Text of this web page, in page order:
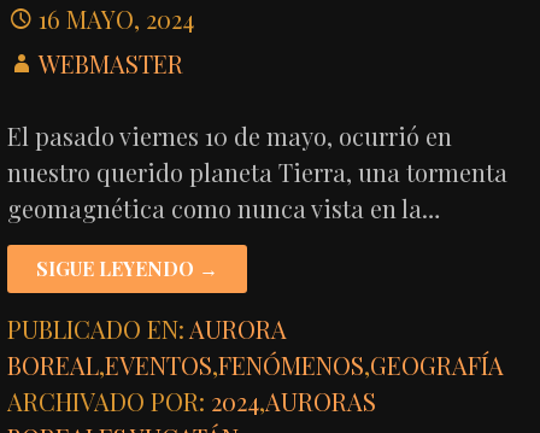
16 MAYO, 2024
WEBMASTER
El pasado viernes 10 de mayo, ocurrió en
nuestro querido planeta Tierra, una tormenta
geomagnética como nunca vista en la…
SIGUE LEYENDO →
PUBLICADO EN: AURORA
BOREAL,EVENTOS,FENÓMENOS,GEOGRAFÍA
ARCHIVADO POR: 2024,AURORAS